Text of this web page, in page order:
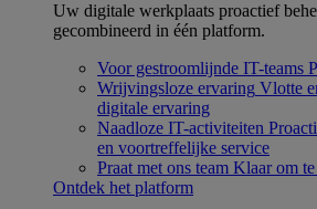
Uw digitale werkplaats proactief
gecombineerd in één platform.
Voor gestroomlijnde IT-teams
Wrijvingsloze ervaring Vlotte
digitale ervaring
Naadloze IT-activiteiten
en voortreffelijke service
Praat met ons team Klaar om
Ontdek het platform